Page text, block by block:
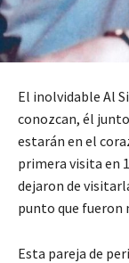
El inolvidable Al
conozcan, él
estarán en el
primera visita en
dejaron de
punto que fueron
Esta pareja de